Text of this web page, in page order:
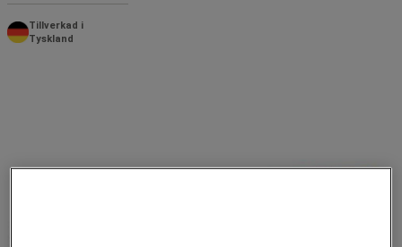
Tillverkad i
Tyskland